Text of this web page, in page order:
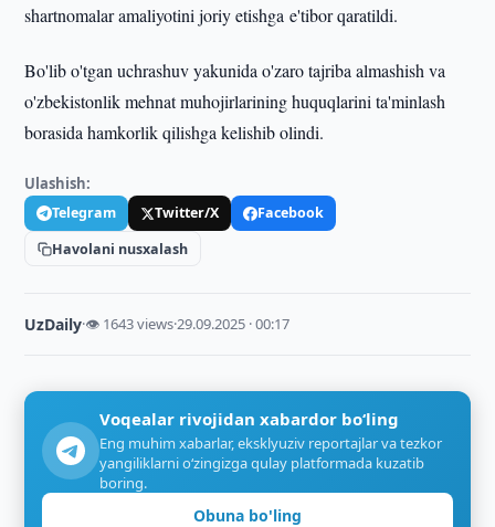
shartnomalar amaliyotini joriy etishga e'tibor qaratildi.
Bo'lib o'tgan uchrashuv yakunida o'zaro tajriba almashish va
o'zbekistonlik mehnat muhojirlarining huquqlarini ta'minlash
borasida hamkorlik qilishga kelishib olindi.
Ulashish:
Telegram Twitter/X
Facebook
Havolani nusxalash
UzDaily·👁 1643 views·29.09.2025 · 00:17
Voqealar rivojidan xabardor bo‘ling
Eng muhim xabarlar, eksklyuziv reportajlar va tezkor
yangiliklarni o‘zingizga qulay platformada kuzatib
boring.
Obuna bo'ling